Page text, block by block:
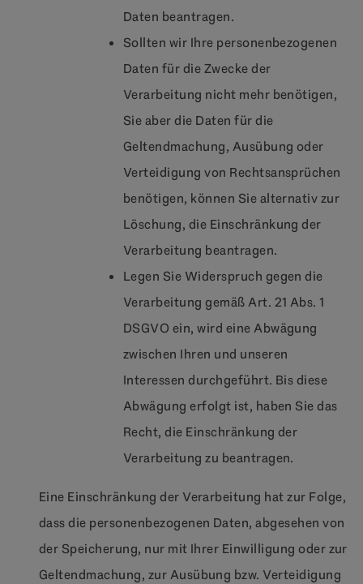
Daten beantragen.
Sollten wir Ihre personenbezogenen
Daten für die Zwecke der
Verarbeitung nicht mehr benötigen,
Sie aber die Daten für die
Geltendmachung, Ausübung oder
Verteidigung von Rechtsansprüchen
benötigen, können Sie alternativ zur
Löschung, die Einschränkung der
Verarbeitung beantragen.
Legen Sie Widerspruch gegen die
Verarbeitung gemäß Art. 21 Abs. 1
DSGVO ein, wird eine Abwägung
zwischen Ihren und unseren
Interessen durchgeführt. Bis diese
Abwägung erfolgt ist, haben Sie das
Recht, die Einschränkung der
Verarbeitung zu beantragen.
Eine Einschränkung der Verarbeitung hat zur Folge,
dass die personenbezogenen Daten, abgesehen von
der Speicherung, nur mit Ihrer Einwilligung oder zur
Geltendmachung, zur Ausübung bzw. Verteidigung